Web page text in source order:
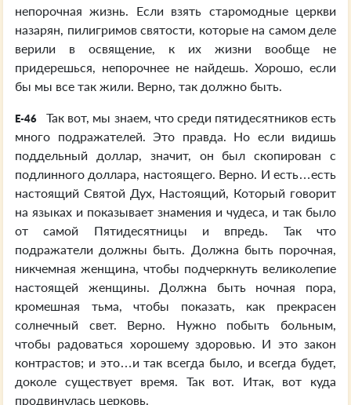
непорочная жизнь. Если взять старомодные церкви
назарян, пилигримов святости, которые на самом деле
верили в освящение, к их жизни вообще не
придерешься, непорочнее не найдешь. Хорошо, если
бы мы все так жили. Верно, так должно быть.
E-46
Так вот, мы знаем, что среди пятидесятников есть
много подражателей. Это правда. Но если видишь
поддельный доллар, значит, он был скопирован с
подлинного доллара, настоящего. Верно. И есть…есть
настоящий Святой Дух, Настоящий, Который говорит
на языках и показывает знамения и чудеса, и так было
от самой Пятидесятницы и впредь. Так что
подражатели должны быть. Должна быть порочная,
никчемная женщина, чтобы подчеркнуть великолепие
настоящей женщины. Должна быть ночная пора,
кромешная тьма, чтобы показать, как прекрасен
солнечный свет. Верно. Нужно побыть больным,
чтобы радоваться хорошему здоровью. И это закон
контрастов; и это…и так всегда было, и всегда будет,
доколе существует время. Так вот. Итак, вот куда
продвинулась церковь.